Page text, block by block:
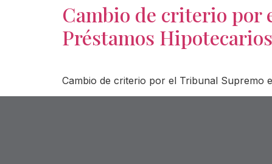
Cambio de criterio por
Préstamos Hipotecarios
Cambio de criterio por el Tribunal Supremo